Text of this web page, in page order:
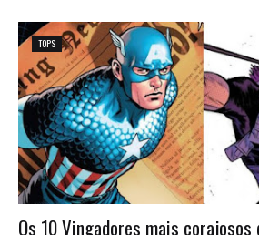
TOPS
Os 10 Vingadores mais